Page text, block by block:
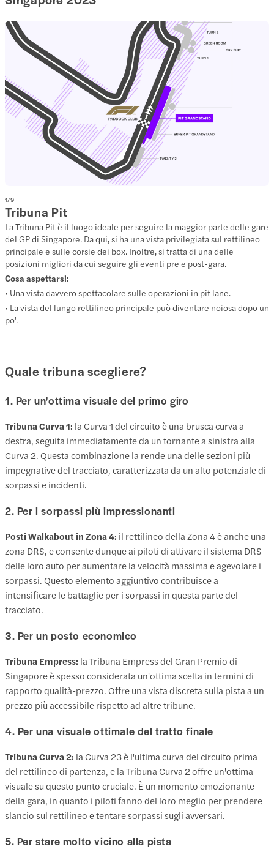
1/9
Tribuna Pit
La Tribuna Pit è il luogo ideale per seguire la maggior parte delle gare
del GP di Singapore. Da qui, si ha una vista privilegiata sul rettilineo
principale e sulle corsie dei box. Inoltre, si tratta di una delle
posizioni migliori da cui seguire gli eventi pre e post-gara.
Cosa aspettarsi:
• Una vista davvero spettacolare sulle operazioni in pit lane.
• La vista del lungo rettilineo principale può diventare noiosa dopo un
po'.
Quale tribuna scegliere?
1. Per un'ottima visuale del primo giro
Tribuna Curva 1: la Curva 1 del circuito è una brusca curva a
destra, seguita immediatamente da un tornante a sinistra alla
Curva 2. Questa combinazione la rende una delle sezioni più
impegnative del tracciato, caratterizzata da un alto potenziale di
sorpassi e incidenti.
2. Per i sorpassi più impressionanti
Posti Walkabout in Zona 4: il rettilineo della Zona 4 è anche una
zona DRS, e consente dunque ai piloti di attivare il sistema DRS
delle loro auto per aumentare la velocità massima e agevolare i
sorpassi. Questo elemento aggiuntivo contribuisce a
intensificare le battaglie per i sorpassi in questa parte del
tracciato.
3. Per un posto economico
Tribuna Empress: la Tribuna Empress del Gran Premio di
Singapore è spesso considerata un'ottima scelta in termini di
rapporto qualità-prezzo. Offre una vista discreta sulla pista a un
prezzo più accessibile rispetto ad altre tribune.
4. Per una visuale ottimale del tratto finale
Tribuna Curva 2: la Curva 23 è l'ultima curva del circuito prima
del rettilineo di partenza, e la Tribuna Curva 2 offre un'ottima
visuale su questo punto cruciale. È un momento emozionante
della gara, in quanto i piloti fanno del loro meglio per prendere
slancio sul rettilineo e tentare sorpassi sugli avversari.
5. Per stare molto vicino alla pista